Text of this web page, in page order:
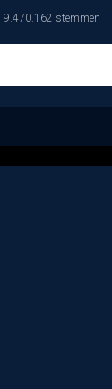
9.470.162 stemmen